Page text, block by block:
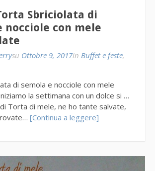
Sbriciolata di
nocciole con mele
su Ottobre 9, 2017in Buffet e feste,
di semola e nocciole con mele
la settimana con un dolce si …
Torta di mele, ne ho tante salvate,
[Continua a leggere]